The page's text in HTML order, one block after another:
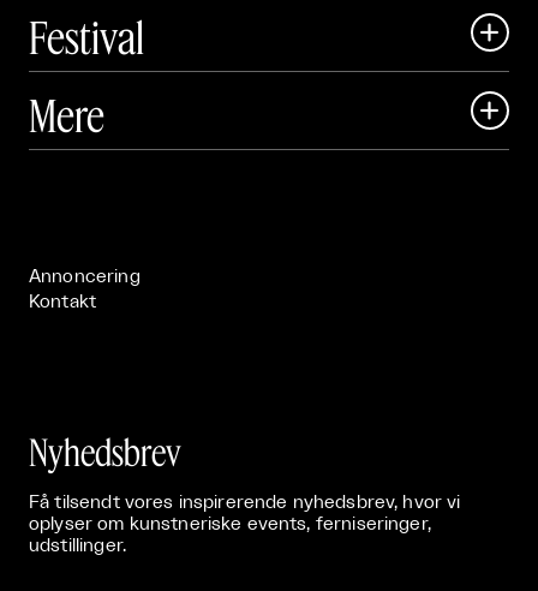
Festival

 Art Matter Festival
Mere 
Annoncering
Kontakt
Nyhedsbrev
Få tilsendt vores inspirerende nyhedsbrev, hvor vi
oplyser om kunstneriske events, ferniseringer,
udstillinger.